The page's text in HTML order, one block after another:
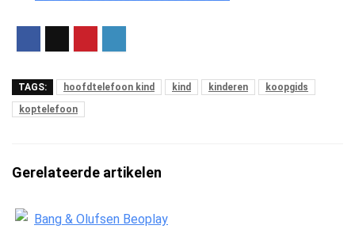
TAGS: hoofdtelefoon kind kind kinderen
koopgids
koptelefoon
Gerelateerde artikelen